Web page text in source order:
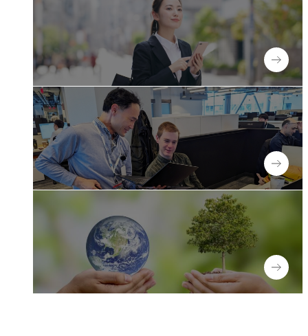
New graduates
新卒採用
Experienced
キャリア採用
People with disabilities